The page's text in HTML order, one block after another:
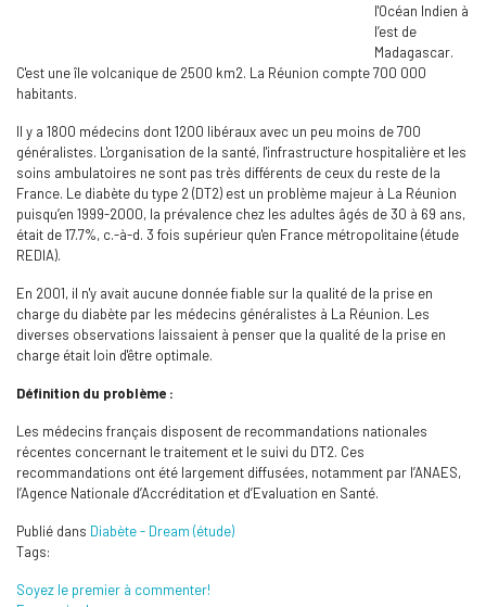
l'Océan Indien à
l’est de
Madagascar.
C'est une île volcanique de 2500 km2. La Réunion compte 700 000
habitants.
Il y a 1800 médecins dont 1200 libéraux avec un peu moins de 700
généralistes. L'organisation de la santé, l'infrastructure hospitalière et les
soins ambulatoires ne sont pas très différents de ceux du reste de la
France. Le diabète du type 2 (DT2) est un problème majeur à La Réunion
puisqu’en 1999-2000, la prévalence chez les adultes âgés de 30 à 69 ans,
était de 17.7%, c.-à-d. 3 fois supérieur qu'en France métropolitaine (étude
REDIA).
En 2001, il n'y avait aucune donnée fiable sur la qualité de la prise en
charge du diabète par les médecins généralistes à La Réunion. Les
diverses observations laissaient à penser que la qualité de la prise en
charge était loin d'être optimale.
Définition du problème :
Les médecins français disposent de recommandations nationales
récentes concernant le traitement et le suivi du DT2. Ces
recommandations ont été largement diffusées, notamment par l’ANAES,
l’Agence Nationale d’Accréditation et d’Evaluation en Santé.
Publié dans Diabète - Dream (étude)
Tags:
Soyez le premier à commenter!